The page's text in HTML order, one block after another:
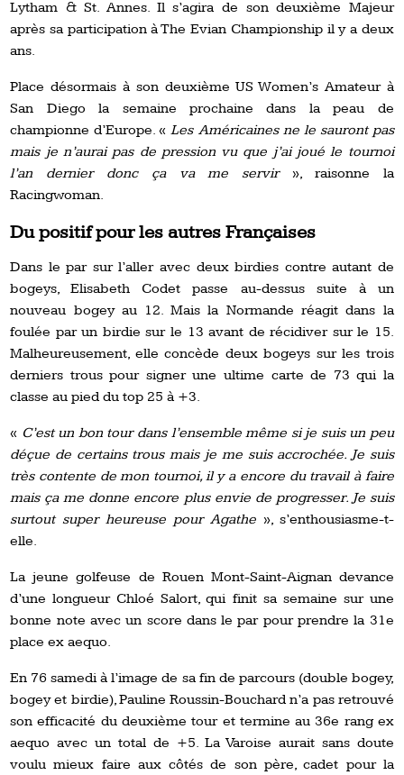
Lytham & St. Annes. Il s’agira de son deuxième Majeur
après sa participation à The Evian Championship il y a deux
ans.
Place désormais à son deuxième US Women’s Amateur à
San Diego la semaine prochaine dans la peau de
championne d’Europe. «Les Américaines ne le sauront pas
mais je n’aurai pas de pression vu que j’ai joué le tournoi
l’an dernier donc ça va me servir», raisonne la
Racingwoman.
Du positif pour les autres Françaises
Dans le par sur l’aller avec deux birdies contre autant de
bogeys, Elisabeth Codet passe au-dessus suite à un
nouveau bogey au 12. Mais la Normande réagit dans la
foulée par un birdie sur le 13 avant de récidiver sur le 15.
Malheureusement, elle concède deux bogeys sur les trois
derniers trous pour signer une ultime carte de 73 qui la
classe au pied du top 25 à +3.
« C’est un bon tour dans l’ensemble même si je suis un peu
déçue de certains trous mais je me suis accrochée. Je suis
très contente de mon tournoi, il y a encore du travail à faire
mais ça me donne encore plus envie de progresser. Je suis
surtout super heureuse pour Agathe », s’enthousiasme-t-
elle.
La jeune golfeuse de Rouen Mont-Saint-Aignan devance
d’une longueur Chloé Salort, qui finit sa semaine sur une
bonne note avec un score dans le par pour prendre la 31e
place ex aequo.
En 76 samedi à l’image de sa fin de parcours (double bogey,
bogey et birdie), Pauline Roussin-Bouchard n’a pas retrouvé
son efficacité du deuxième tour et termine au 36e rang ex
aequo avec un total de +5. La Varoise aurait sans doute
voulu mieux faire aux côtés de son père, cadet pour la